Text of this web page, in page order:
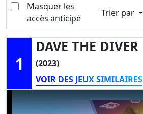
Masquer les
accès anticipé
Trier par
1
DAVE THE DIVER
(2023)
VOIR DES JEUX SIMILAIRES